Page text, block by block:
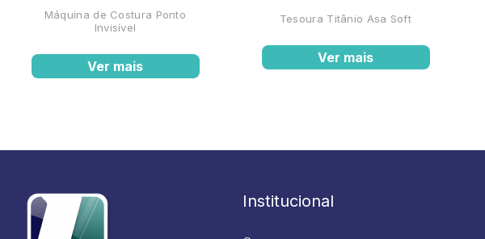
Máquina de Costura Ponto
Invisível
Ver mais
Tesoura Titânio Asa Soft
Ver mais
Institucional